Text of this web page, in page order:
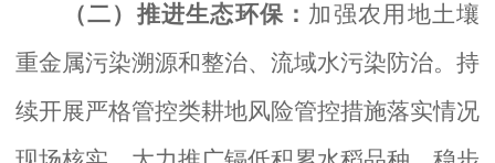
（二） 推进生态环保 ： 加强农用地土壤
重金属污染溯源和整治、流域水污染防治。持
续开展严格管控类耕地风险管控措施落实情况